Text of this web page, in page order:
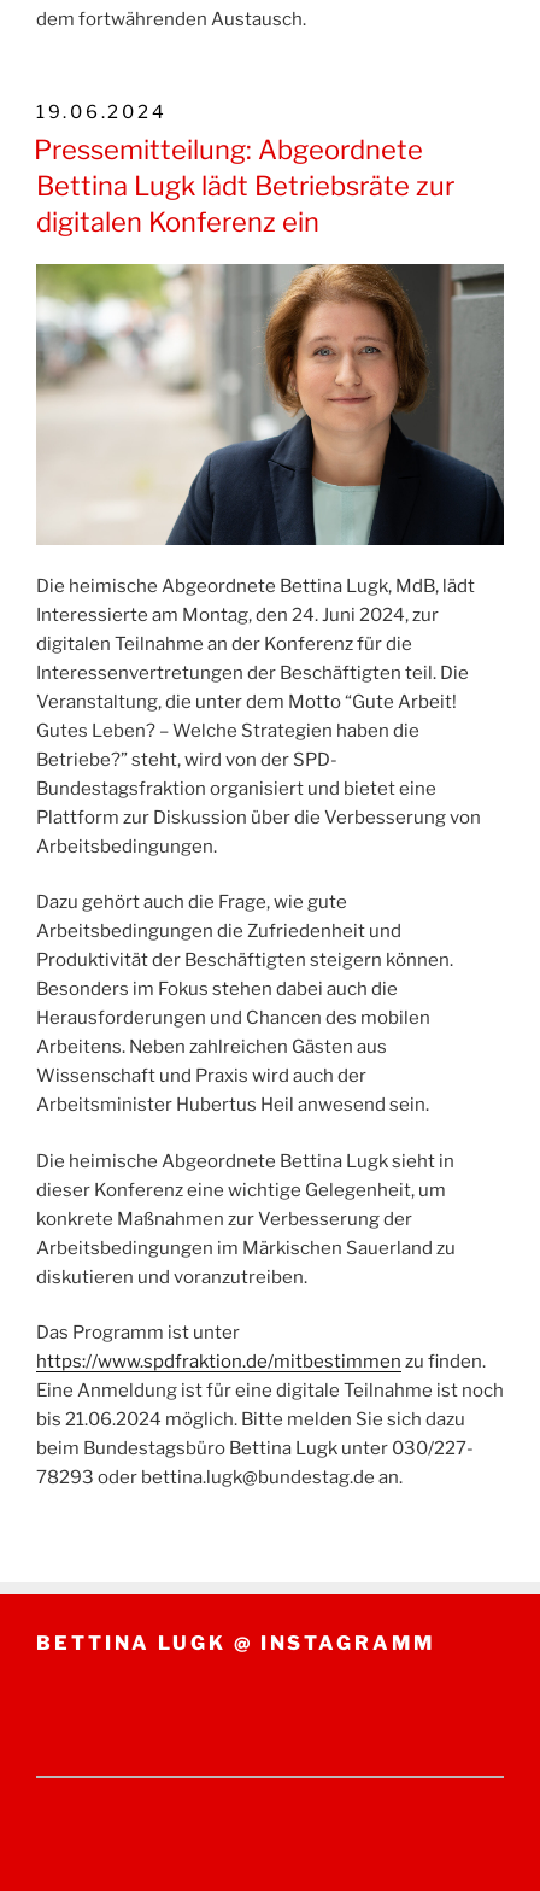
dem fortwährenden Austausch.
VERÖFFENTLICHT
AM
19.06.2024
Pressemitteilung: Abgeordnete
Bettina Lugk lädt Betriebsräte zur
digitalen Konferenz ein
Die heimische Abgeordnete Bettina Lugk, MdB, lädt
Interessierte am Montag, den 24. Juni 2024, zur
digitalen Teilnahme an der Konferenz für die
Interessenvertretungen der Beschäftigten teil. Die
Veranstaltung, die unter dem Motto “Gute Arbeit!
Gutes Leben? – Welche Strategien haben die
Betriebe?” steht, wird von der SPD-
Bundestagsfraktion organisiert und bietet eine
Plattform zur Diskussion über die Verbesserung von
Arbeitsbedingungen.
Dazu gehört auch die Frage, wie gute
Arbeitsbedingungen die Zufriedenheit und
Produktivität der Beschäftigten steigern können.
Besonders im Fokus stehen dabei auch die
Herausforderungen und Chancen des mobilen
Arbeitens. Neben zahlreichen Gästen aus
Wissenschaft und Praxis wird auch der
Arbeitsminister Hubertus Heil anwesend sein.
Die heimische Abgeordnete Bettina Lugk sieht in
dieser Konferenz eine wichtige Gelegenheit, um
konkrete Maßnahmen zur Verbesserung der
Arbeitsbedingungen im Märkischen Sauerland zu
diskutieren und voranzutreiben.
Das Programm ist unter
https://www.spdfraktion.de/mitbestimmen zu finden.
Eine Anmeldung ist für eine digitale Teilnahme ist noch
bis 21.06.2024 möglich. Bitte melden Sie sich dazu
beim Bundestagsbüro Bettina Lugk unter 030/227-
78293 oder bettina.lugk@bundestag.de an.
BETTINA LUGK @ INSTAGRAMM